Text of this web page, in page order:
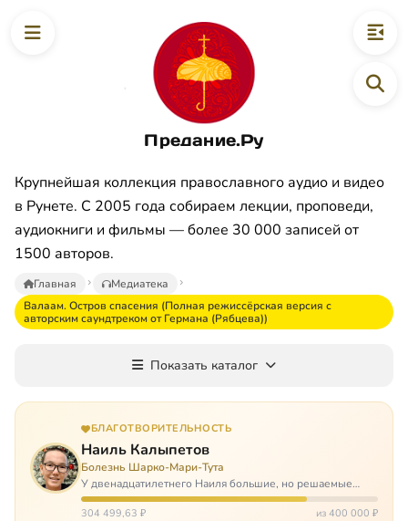
Предание.Ру
Крупнейшая коллекция православного аудио и видео
в Рунете. С 2005 года собираем лекции, проповеди,
аудиокниги и фильмы — более 30 000 записей от
1500 авторов.
Главная
Медиатека
Валаам. Остров спасения (Полная режиссёрская версия с
авторским саундтреком от Германа (Рябцева))
Показать каталог
БЛАГОТВОРИТЕЛЬНОСТЬ
Наиль Калыпетов
Болезнь Шарко-Мари-Тута
У двенадцатилетнего Наиля большие, но решаемые
проблемы. Он болен редкой болезнью, которая ставит
перед ним множество непростых задача, угрожая в
304 499,63 ₽ из 400 000 ₽